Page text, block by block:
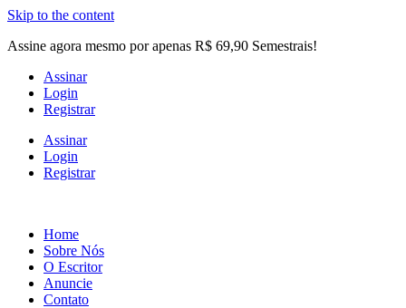
Skip to the content
Assine agora mesmo por apenas R$ 69,90 Semestrais!
Assinar
Login
Registrar
Assinar
Login
Registrar
Home
Sobre Nós
O Escritor
Anuncie
Contato